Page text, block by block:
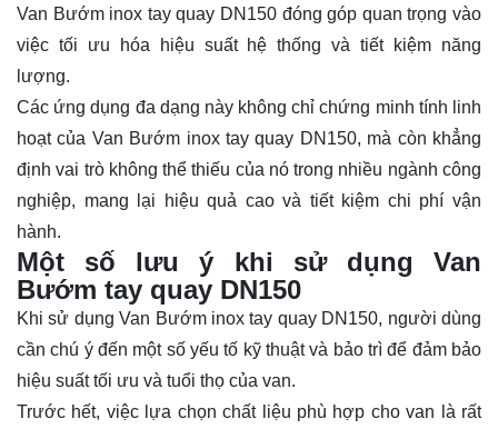
Van Bướm inox tay quay DN150 đóng góp quan trọng vào
việc tối ưu hóa hiệu suất hệ thống và tiết kiệm năng
lượng.
Các ứng dụng đa dạng này không chỉ chứng minh tính linh
hoạt của Van Bướm inox tay quay DN150, mà còn khẳng
định vai trò không thể thiếu của nó trong nhiều ngành công
nghiệp, mang lại hiệu quả cao và tiết kiệm chi phí vận
hành.
Một số lưu ý khi sử dụng Van
Bướm tay quay DN150
Khi sử dụng Van Bướm inox tay quay DN150, người dùng
cần chú ý đến một số yếu tố kỹ thuật và bảo trì để đảm bảo
hiệu suất tối ưu và tuổi thọ của van.
Trước hết, việc lựa chọn chất liệu phù hợp cho van là rất